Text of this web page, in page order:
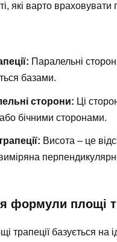
які варто враховувати
Паралельні
базами.
сторони: Ці
бічними сторонами.
Висота – це
формули площі
трапеції базується на